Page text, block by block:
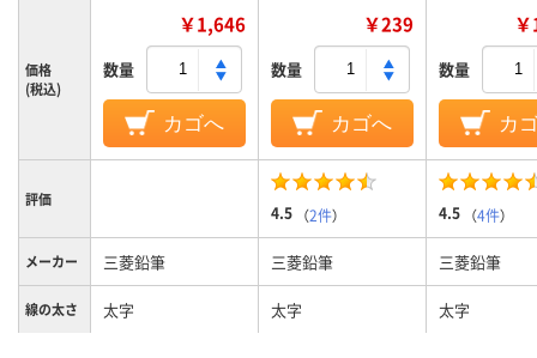
価格
(税込)
￥1,646
数量
カゴへ
￥239
数量
カゴへ
数量
カ
評価
4.5 （2件） 4.5 （4件）
メーカー 三菱鉛筆 三菱鉛筆 三菱鉛筆
線の太さ 太字 太字 太字